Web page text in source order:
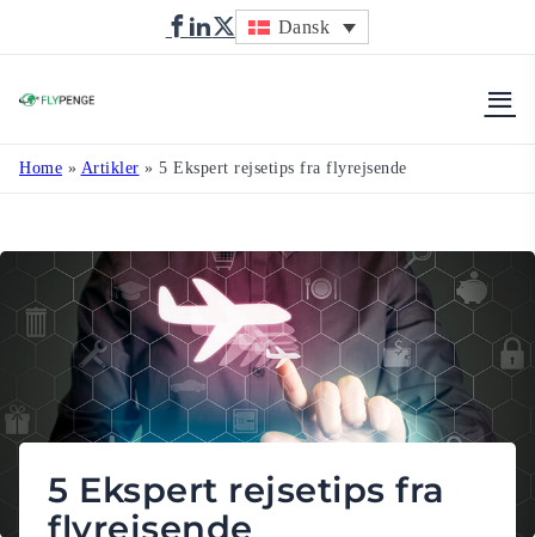
Dansk
Home » Artikler » 5 Ekspert rejsetips fra flyrejsende
5 Ekspert rejsetips fra
flyrejsende